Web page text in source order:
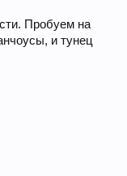
Пробуем на
и тунец